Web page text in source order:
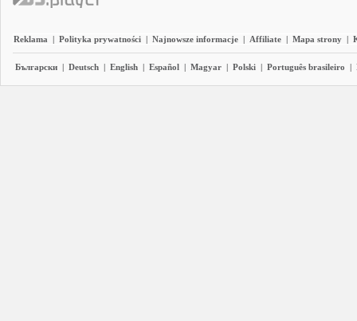
Reklama | Polityka prywatności | Najnowsze informacje | Affiliate | Mapa strony |
Български | Deutsch | English | Español | Magyar | Polski | Português brasileiro |